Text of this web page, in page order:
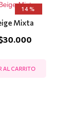
14%
Mixta
precio
30.000
El
precio
actual
AL CARRITO